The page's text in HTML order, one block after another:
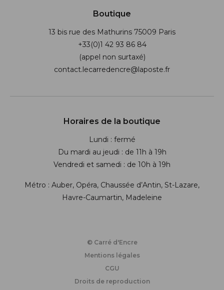
Boutique
13 bis rue des Mathurins 75009 Paris
+33(0)1 42 93 86 84
(appel non surtaxé)
contact.lecarredencre@laposte.fr
Horaires de la boutique
Lundi : fermé
Du mardi au jeudi : de 11h à 19h
Vendredi et samedi : de 10h à 19h
Métro : Auber, Opéra, Chaussée d’Antin, St-Lazare,
Havre-Caumartin, Madeleine
© Carré d'Encre
Mentions légales
CGU
Droits de reproduction